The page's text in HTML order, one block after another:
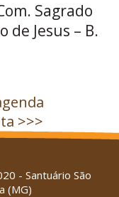
Sagrado
de Jesus – B.
>>>
- Santuário São
(MG)